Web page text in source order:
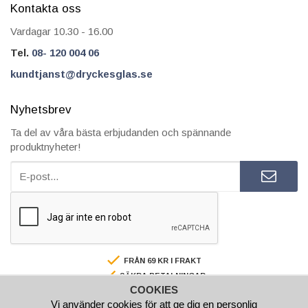
Kontakta oss
Vardagar 10.30 - 16.00
Tel. 08- 120 004 06
kundtjanst@dryckesglas.se
Nyhetsbrev
Ta del av våra bästa erbjudanden och spännande
produktnyheter!
FRÅN 69 KR I FRAKT
SÄKRA BETALNINGAR
FAKTURA/AVBETALNING
SNABBA LEVERANSER
COOKIES
Vi använder cookies för att ge dig en personlig